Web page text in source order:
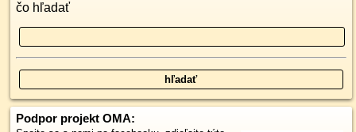
čo hľadať
Podpor projekt OMA: